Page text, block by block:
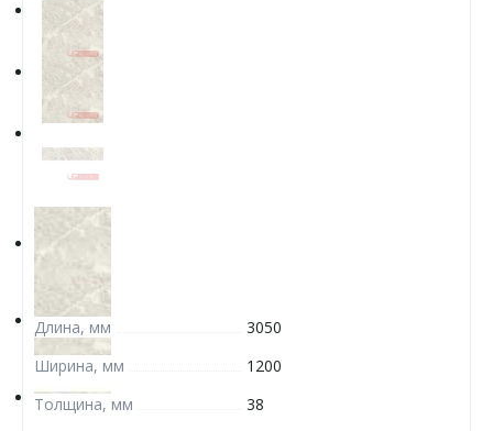
Длина, мм
3050
Ширина, мм
1200
Толщина, мм
38